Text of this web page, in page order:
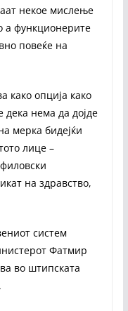
некое мислење
а функционерите
повеќе на
како опција како
дека нема да дојде
мерка бидејќи
лице –
на здравство,
систем
Фатмир
во штипската